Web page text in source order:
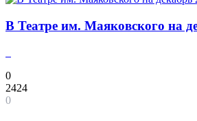
В Театре им. Маяковского на
0
2424
0